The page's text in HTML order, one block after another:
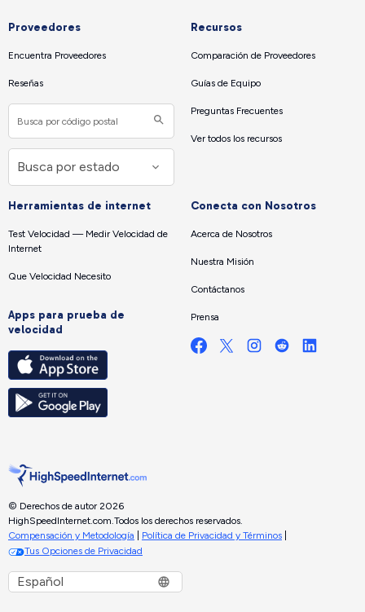
Proveedores
Encuentra Proveedores
Reseñas
Recursos
Comparación de Proveedores
Guías de Equipo
Preguntas Frecuentes
Ver todos los recursos
Herramientas de internet
Test Velocidad — Medir Velocidad de
Internet
Que Velocidad Necesito
Apps para prueba de
velocidad
Conecta con Nosotros
Acerca de Nosotros
Nuestra Misión
Contáctanos
Prensa
© Derechos de autor 2026
HighSpeedInternet.com.Todos los derechos reservados.
Compensación y Metodología
Política de Privacidad y Términos
Tus Opciones de Privacidad